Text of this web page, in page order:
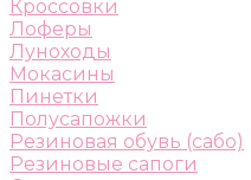
Кроссовки
Лоферы
Луноходы
Мокасины
Пинетки
Полусапожки
Резиновая обувь (сабо)
Резиновые сапоги